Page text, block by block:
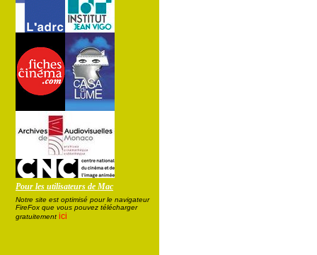
Pour les utilisateurs de Mac
Notre site est optimisé pour le navigateur
FireFox que vous pouvez télécharger
gratuitement ici